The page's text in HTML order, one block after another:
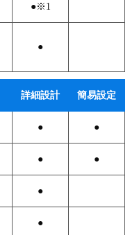
●※1
●
詳細設計 簡易設定
● ●
● ●
●
●